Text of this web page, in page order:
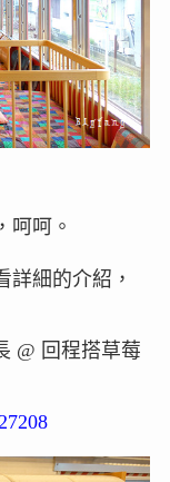
呵呵。
詳細的介紹，
@ 回程搭草莓